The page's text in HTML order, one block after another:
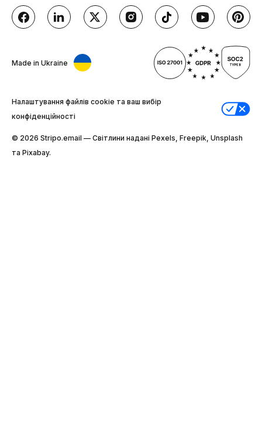
Made in Ukraine
Налаштування файлів cookie та ваш вибір
конфіденційності
© 2026 Stripо.email — Світлини надані Pexels, Freepik, Unsplash
та Pixabay.